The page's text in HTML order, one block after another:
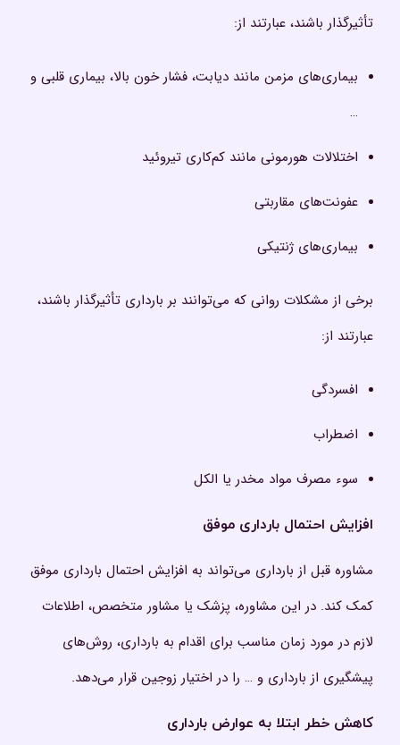
تأثیرگذار باشند، عبارتند از:
بیماری‌های مزمن مانند دیابت، فشار خون بالا، بیماری قلبی و
…
اختلالات هورمونی مانند کم‌کاری تیروئید
عفونت‌های مقاربتی
بیماری‌های ژنتیکی
برخی از مشکلات روانی که می‌توانند بر بارداری تأثیرگذار باشند،
عبارتند از:
افسردگی
اضطراب
سوء مصرف مواد مخدر یا الکل
افزایش احتمال بارداری موفق
مشاوره قبل از بارداری می‌تواند به افزایش احتمال بارداری موفق
کمک کند. در این مشاوره، پزشک یا مشاور متخصص، اطلاعات
لازم در مورد زمان مناسب برای اقدام به بارداری، روش‌های
پیشگیری از بارداری و … را در اختیار زوجین قرار می‌دهد.
کاهش خطر ابتلا به عوارض بارداری